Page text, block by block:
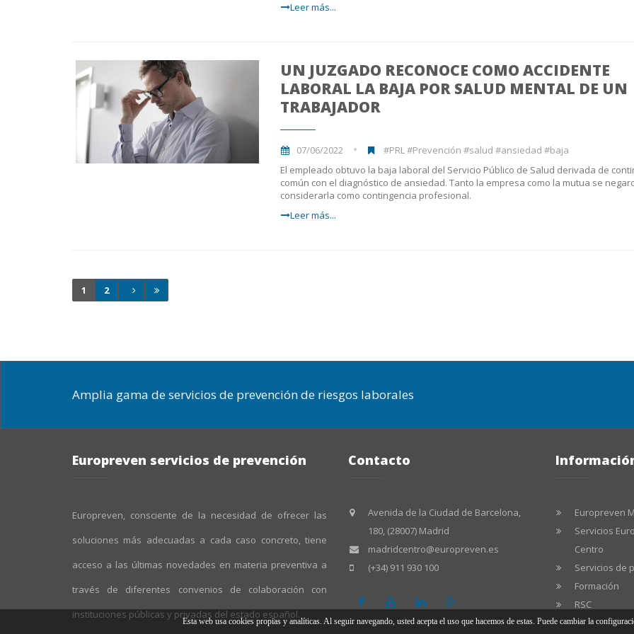
Esta web usa cookies propias y analíticas. Al seguir navegando, usted acepta el uso que hacemos de estas. Puede cambiar la
Leer más...
UN JUZGADO RECONOCE COMO ACCIDENTE
LABORAL LA BAJA POR SALUD MENTAL DE UN
TRABAJADOR
07/06/2022
#PRL #Prevención #salud #ansiedad #baja
El empleado obtuvo la baja laboral del Servicio Público de Salud derivada de
común con el diagnóstico de ansiedad. Tanto la empresa como la mutua se
considerarla como contingencia profesional.
Leer más...
1 2
Amplia gama de servicios de prevención de riesgos laborales
Europreven servicios de prevención
Europreven, consciente de la necesidad de ofrecer las
soluciones más adecuadas a cada caso concreto, tiene
acceso a las últimas novedades en materia preventiva a
través de diferentes convenios de colaboración con
instituciones públicas y privadas del estado español.
Contacto
Avenida de la Ciudad de Barcelona,
180, (28007) Madrid
madridcentro@europreven.es
(+34) 911 930 100
Europreven
Servicios
Centro
Servicios de
Formación
RSC